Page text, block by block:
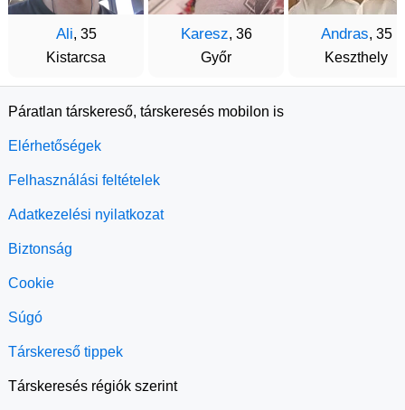
Ali, 35
Kistarcsa
Karesz, 36
Győr
Andras, 35
Keszthely
Páratlan társkereső, társkeresés mobilon is
Elérhetőségek
Felhasználási feltételek
Adatkezelési nyilatkozat
Biztonság
Cookie
Súgó
Társkereső tippek
Társkeresés régiók szerint